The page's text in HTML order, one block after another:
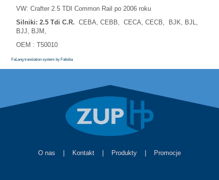
VW: Crafter 2.5 TDI Common Rail po 2006 roku
Silniki: 2.5 Tdi C.R. CEBA, CEBB, CECA, CECB, BJK, BJL,
BJJ, BJM,
OEM : T50010
FaLang translation system by Faboba
O nas Kontakt Produkty Promocje